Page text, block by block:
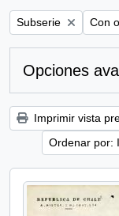
Remove filter:
Subserie Con
Opciones
Imprimir vista
Ordenar por: